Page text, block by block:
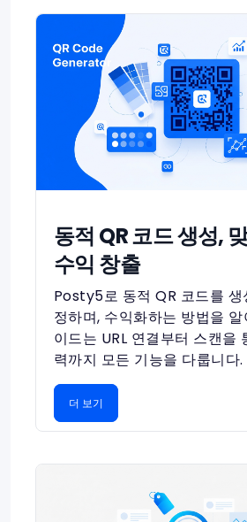
동적 QR 코드 생성,
수익 창출
Posty5로 동적 QR 코드를 생
정하며, 수익화하는 방법을
이드는 URL 연결부터 스캔을
력까지 모든 기능을 다룹니다.
더 보기